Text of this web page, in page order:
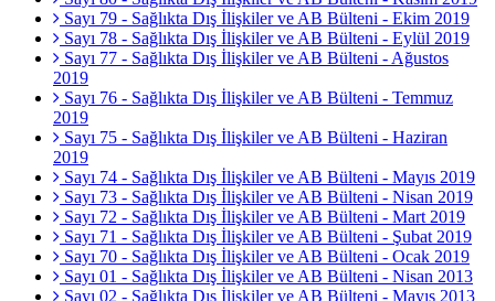
Sayı 79 - Sağlıkta Dış İlişkiler ve AB Bülteni - Ekim 2019
Sayı 78 - Sağlıkta Dış İlişkiler ve AB Bülteni - Eylül 2019
Sayı 77 - Sağlıkta Dış İlişkiler ve AB Bülteni - Ağustos
2019
Sayı 76 - Sağlıkta Dış İlişkiler ve AB Bülteni - Temmuz
2019
Sayı 75 - Sağlıkta Dış İlişkiler ve AB Bülteni - Haziran
2019
Sayı 74 - Sağlıkta Dış İlişkiler ve AB Bülteni - Mayıs 2019
Sayı 73 - Sağlıkta Dış İlişkiler ve AB Bülteni - Nisan 2019
Sayı 72 - Sağlıkta Dış İlişkiler ve AB Bülteni - Mart 2019
Sayı 71 - Sağlıkta Dış İlişkiler ve AB Bülteni - Şubat 2019
Sayı 70 - Sağlıkta Dış İlişkiler ve AB Bülteni - Ocak 2019
Sayı 01 - Sağlıkta Dış İlişkiler ve AB Bülteni - Nisan 2013
Sayı 02 - Sağlıkta Dış İlişkiler ve AB Bülteni - Mayıs 2013